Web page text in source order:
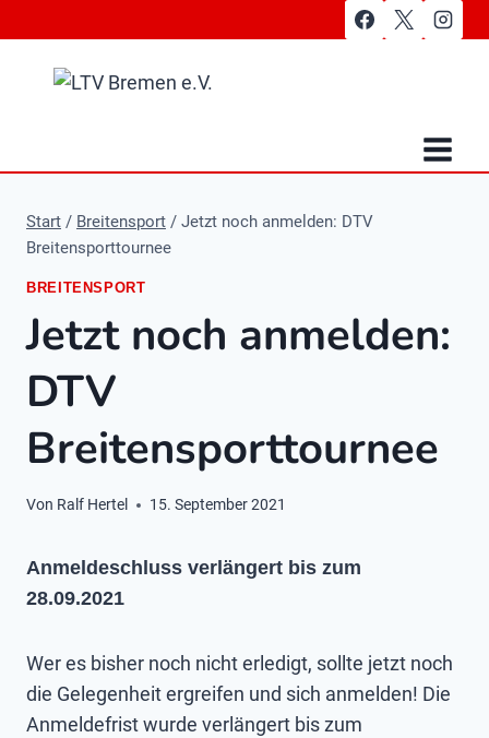
Inhalt
springen
Start / Breitensport / Jetzt noch anmelden: DTV
Breitensporttournee
BREITENSPORT
Jetzt noch anmelden:
DTV
Breitensporttournee
Von Ralf Hertel 15. September 2021
Anmeldeschluss verlängert bis zum
28.09.2021
Wer es bisher noch nicht erledigt, sollte jetzt noch
die Gelegenheit ergreifen und sich anmelden! Die
Anmeldefrist wurde verlängert bis zum